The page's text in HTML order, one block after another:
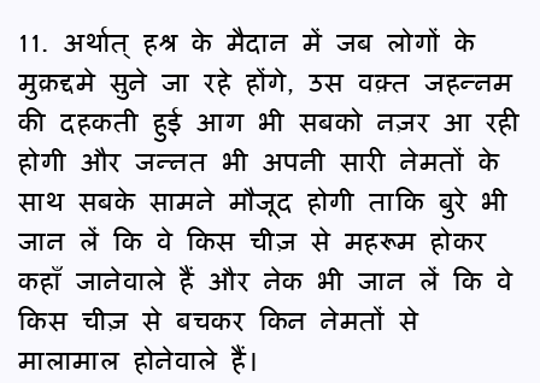
11. अर्थात् हश्र के मैदान में जब लोगों के
मुक़द्दमे सुने जा रहे होंगे, उस वक़्त जहन्नम
की दहकती हुई आग भी सबको नज़र आ रही
होगी और जन्नत भी अपनी सारी नेमतों के
साथ सबके सामने मौजूद होगी ताकि बुरे भी
जान लें कि वे किस चीज़ से महरूम होकर
कहाँ जानेवाले हैं और नेक भी जान लें कि वे
किस चीज़ से बचकर किन नेमतों से
मालामाल होनेवाले हैं।